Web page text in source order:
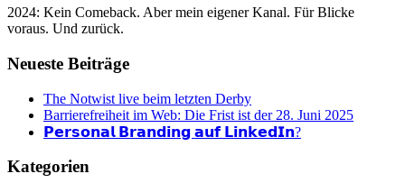
2024: Kein Comeback. Aber mein eigener Kanal. Für Blicke
voraus. Und zurück.
Neueste Beiträge
The Notwist live beim letzten Derby
Barrierefreiheit im Web: Die Frist ist der 28. Juni 2025
𝗣𝗲𝗿𝘀𝗼𝗻𝗮𝗹 𝗕𝗿𝗮𝗻𝗱𝗶𝗻𝗴 𝗮𝘂𝗳 𝗟𝗶𝗻𝗸𝗲𝗱𝗜𝗻?
Kategorien